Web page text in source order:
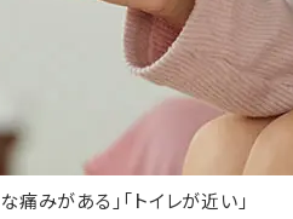
痛みがある」「トイレが近い」